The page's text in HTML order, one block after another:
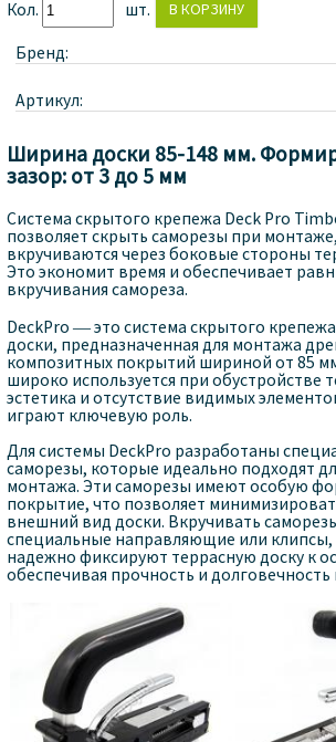
Кол. шт.
Бренд:
Артикул:
Ширина доски 85-148 мм.
зазор: от 3 до 5 мм
Система скрытого крепежа Deck Pro
позволяет скрыть саморезы при
вкручиваются через боковые стороны
Это экономит время и обеспечивает
вкручивания самореза.
DeckPro — это система скрытого
доски, предназначенная для монтажа
композитных покрытий шириной от 85
широко используется при обустройстве
эстетика и отсутствие видимых
играют ключевую роль.
Для системы DeckPro разработаны
саморезы, которые идеально подходят
монтажа. Эти саморезы имеют особую
покрытие, что позволяет
внешний вид доски. Вкручивать
специальные направляющие или клипсы,
надежно фиксируют террасную доску к
обеспечивая прочность и долговечность